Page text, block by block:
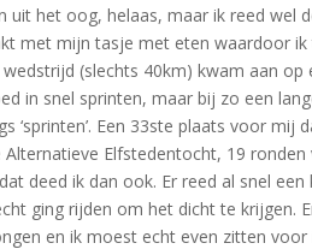
uit het oog, helaas, maar ik reed wel
met mijn tasje met eten waardoor
(slechts 40km) kwam aan
in snel sprinten, maar bij zo een
‘sprinten’. Een 33ste plaats voor
Elfstedentocht, 19
deed ik dan ook. Er reed al snel
ging rijden om het dicht te krijgen.
en ik moest echt even zitten